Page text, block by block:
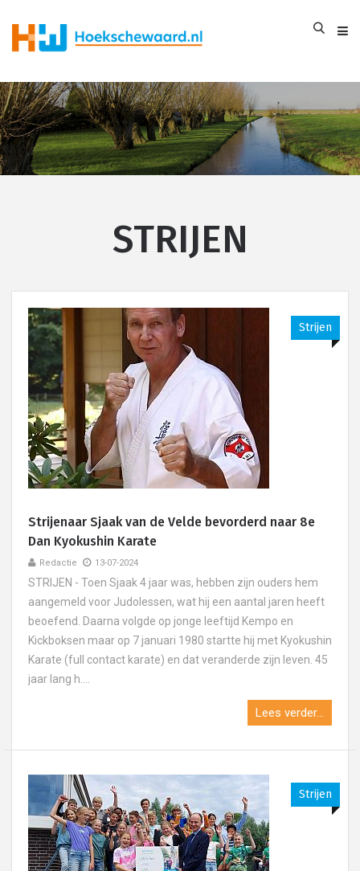
STRIJEN
Strijen
Strijenaar Sjaak van de Velde bevorderd naar 8e
Dan Kyokushin Karate
Redactie 13-07-2024
STRIJEN - Toen Sjaak 4 jaar was, hebben zijn ouders hem
aangemeld voor Judolessen, wat hij een aantal jaren heeft
beoefend. Daarna volgde op jonge leeftijd Kempo en
Kickboksen maar op 7 januari 1980 startte hij met Kyokushin
Karate (full contact karate) en dat veranderde zijn leven. 45
jaar lang h....
Lees verder...
Strijen